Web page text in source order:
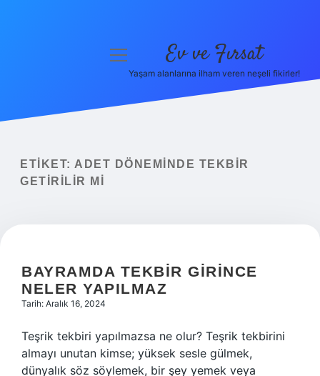
Yasal Uyarı
menüyü
Ev ve Fırsat
Yaşam alanlarına ilham veren neşeli fikirler!
ETIKET: ADET DÖNEMINDE TEKBIR
GETIRILIR MI
BAYRAMDA TEKBIR GIRINCE
NELER YAPILMAZ
Tarih: Aralık 16, 2024
Teşrik tekbiri yapılmazsa ne olur? Teşrik tekbirini
almayı unutan kimse; yüksek sesle gülmek,
dünyalık söz söylemek, bir şey yemek veya